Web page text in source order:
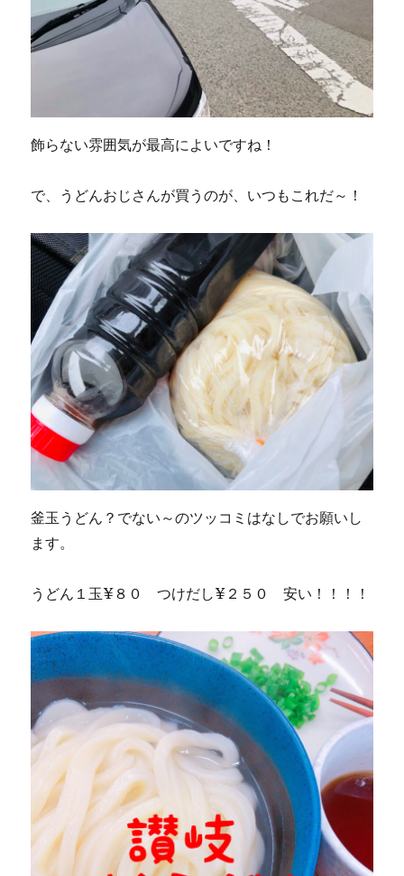
飾らない雰囲気が最高によいですね！
で、うどんおじさんが買うのが、いつもこれだ～！
釜玉うどん？でない～のツッコミはなしでお願いし
ます。
うどん１玉¥８０ つけだし¥２５０ 安い！！！！